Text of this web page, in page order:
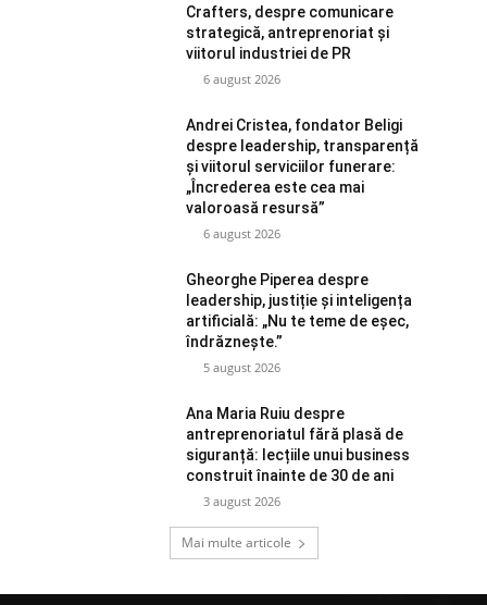
Crafters, despre comunicare
strategică, antreprenoriat și
viitorul industriei de PR
6 august 2026
Andrei Cristea, fondator Beligi
despre leadership, transparență
și viitorul serviciilor funerare:
„Încrederea este cea mai
valoroasă resursă”
6 august 2026
Gheorghe Piperea despre
leadership, justiție și inteligența
artificială: „Nu te teme de eșec,
îndrăznește.”
5 august 2026
Ana Maria Ruiu despre
antreprenoriatul fără plasă de
siguranță: lecțiile unui business
construit înainte de 30 de ani
3 august 2026
Mai multe articole